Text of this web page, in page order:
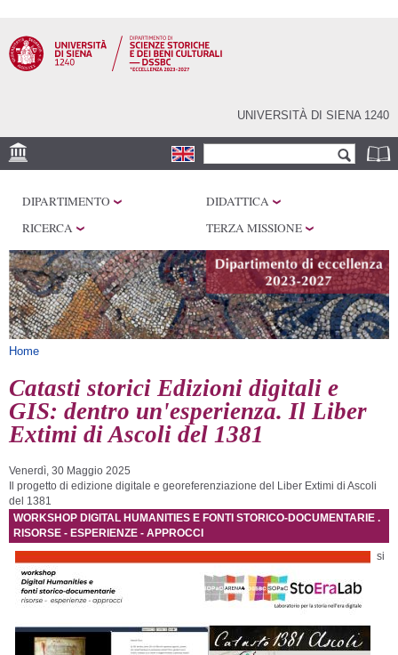
contenuto
principale
UNIVERSITÀ DI SIENA 1240
Form di ricerca
CENTRI DI RICERCA
LABORATORI
BIBLIOTECHE
SERVIZI
DIPARTIMENTO
DIDATTICA
RICERCA
TERZA MISSIONE
Tu sei qui
Home
Catasti storici Edizioni digitali e
GIS: dentro un'esperienza. Il Liber
Extimi di Ascoli del 1381
Venerdì, 30 Maggio 2025
Il progetto di edizione digitale e georeferenziazione del Liber Extimi di Ascoli
del 1381
WORKSHOP DIGITAL HUMANITIES E FONTI STORICO-DOCUMENTARIE .
RISORSE - ESPERIENZE - APPROCCI
si